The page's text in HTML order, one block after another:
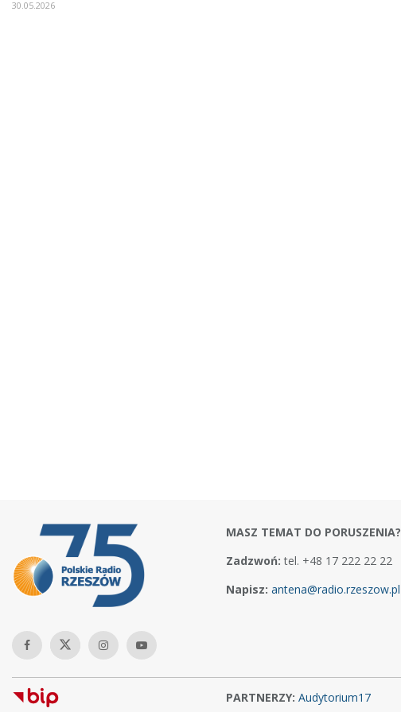
30.05.2026
MASZ TEMAT DO PORUSZENIA?
Zadzwoń: tel. +48 17 222 22 22
Napisz: antena@radio.rzeszow.pl
PARTNERZY: Audytorium17